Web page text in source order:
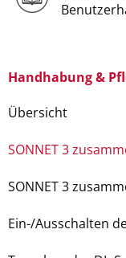
Handhabung &
Übersicht
SONNET 3
SONNET 3
Ein-/Ausschalten